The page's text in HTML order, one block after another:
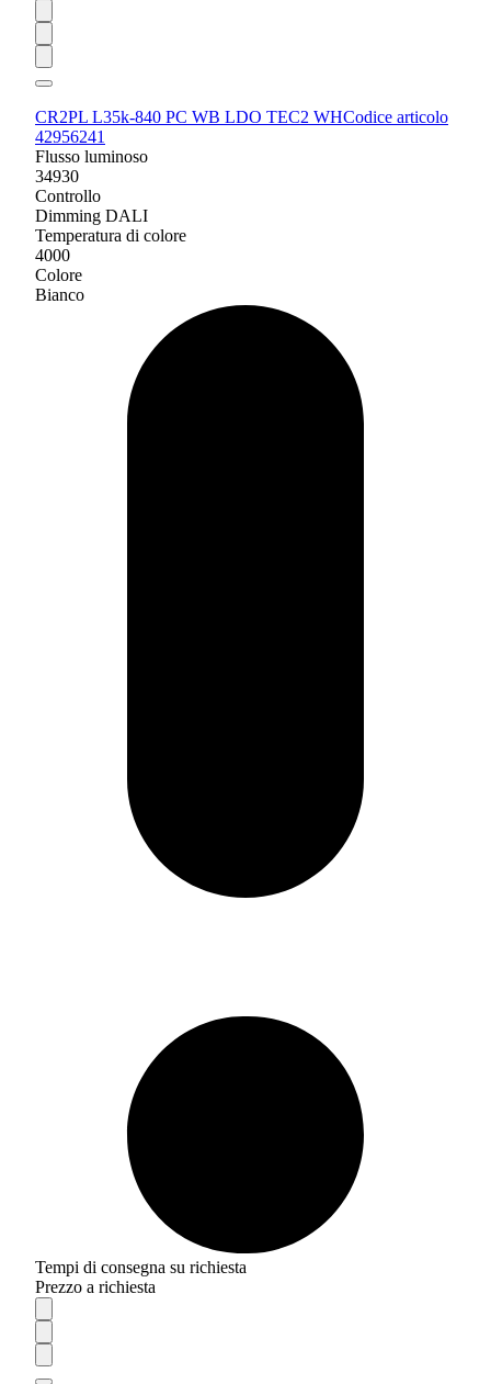
CR2PL L35k-840 PC WB LDO TEC2 WHCodice articolo
42956241
Flusso luminoso
34930
Controllo
Dimming DALI
Temperatura di colore
4000
Colore
Bianco
Tempi di consegna su richiesta
Prezzo a richiesta